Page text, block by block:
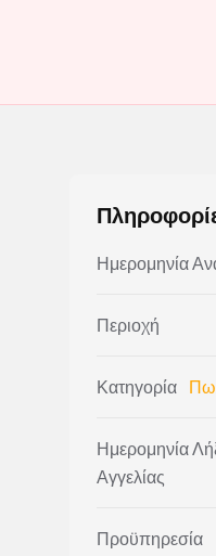
Ημερομηνία
Περιοχή
Κατηγορία
Ημερομηνία
Αγγελίας
Προϋπηρεσία